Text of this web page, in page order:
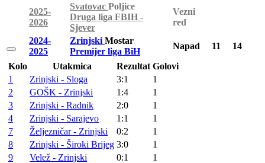
2025-
2026
Svatovac Poljice
Druga liga FBIH -
Sjever
Vezni
red
2024-
2025
Zrinjski Mostar
Premijer liga BiH
Napad 11
14
Kolo
Utakmica Rezultat Golovi
1
Zrinjski - Sloga 3:1
1
2
GOŠK - Zrinjski 1:4
1
3
Zrinjski - Radnik 2:0
1
4
Zrinjski - Sarajevo 1:1
1
7
Željezničar - Zrinjski 0:2
1
8
Zrinjski - Široki Brijeg 3:0
1
9
Velež - Zrinjski 0:1
1